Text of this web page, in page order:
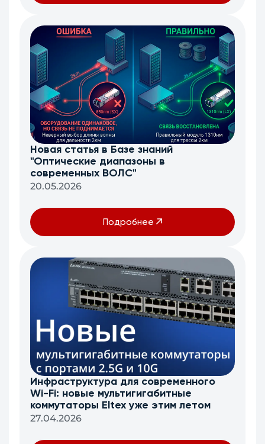
Новая статья в Базе знаний
"Оптические диапазоны в
современных ВОЛС"
20.05.2026
Подробнее
Инфраструктура для современного
Wi-Fi: новые мультигигабитные
коммутаторы Eltex уже этим летом
27.04.2026